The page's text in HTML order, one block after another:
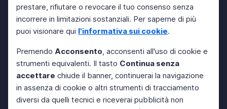
prestare, rifiutare o revocare il tuo consenso senza
incorrere in limitazioni sostanziali. Per saperne di più
puoi visionare qui l'informativa sui cookie.
Premendo Acconsento, acconsenti all'uso di cookie e
strumenti equivalenti. Il tasto Continua senza
accettare chiude il banner, continuerai la navigazione
in assenza di cookie o altri strumenti di tracciamento
diversi da quelli tecnici e riceverai pubblicità non